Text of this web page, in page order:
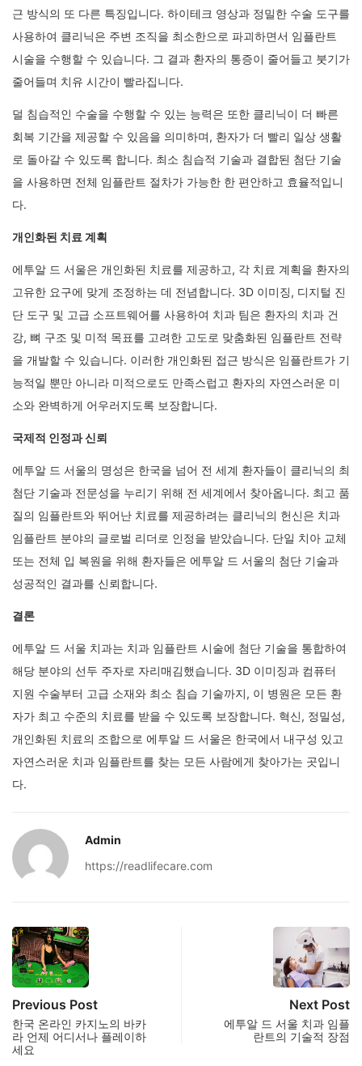
근 방식의 또 다른 특징입니다. 하이테크 영상과 정밀한 수술 도구를
사용하여 클리닉은 주변 조직을 최소한으로 파괴하면서 임플란트
시술을 수행할 수 있습니다. 그 결과 환자의 통증이 줄어들고 붓기가
줄어들며 치유 시간이 빨라집니다.
덜 침습적인 수술을 수행할 수 있는 능력은 또한 클리닉이 더 빠른
회복 기간을 제공할 수 있음을 의미하며, 환자가 더 빨리 일상 생활
로 돌아갈 수 있도록 합니다. 최소 침습적 기술과 결합된 첨단 기술
을 사용하면 전체 임플란트 절차가 가능한 한 편안하고 효율적입니
다.
개인화된 치료 계획
에투알 드 서울은 개인화된 치료를 제공하고, 각 치료 계획을 환자의
고유한 요구에 맞게 조정하는 데 전념합니다. 3D 이미징, 디지털 진
단 도구 및 고급 소프트웨어를 사용하여 치과 팀은 환자의 치과 건
강, 뼈 구조 및 미적 목표를 고려한 고도로 맞춤화된 임플란트 전략
을 개발할 수 있습니다. 이러한 개인화된 접근 방식은 임플란트가 기
능적일 뿐만 아니라 미적으로도 만족스럽고 환자의 자연스러운 미
소와 완벽하게 어우러지도록 보장합니다.
국제적 인정과 신뢰
에투알 드 서울의 명성은 한국을 넘어 전 세계 환자들이 클리닉의 최
첨단 기술과 전문성을 누리기 위해 전 세계에서 찾아옵니다. 최고 품
질의 임플란트와 뛰어난 치료를 제공하려는 클리닉의 헌신은 치과
임플란트 분야의 글로벌 리더로 인정을 받았습니다. 단일 치아 교체
또는 전체 입 복원을 위해 환자들은 에투알 드 서울의 첨단 기술과
성공적인 결과를 신뢰합니다.
결론
에투알 드 서울 치과는 치과 임플란트 시술에 첨단 기술을 통합하여
해당 분야의 선두 주자로 자리매김했습니다. 3D 이미징과 컴퓨터
지원 수술부터 고급 소재와 최소 침습 기술까지, 이 병원은 모든 환
자가 최고 수준의 치료를 받을 수 있도록 보장합니다. 혁신, 정밀성,
개인화된 치료의 조합으로 에투알 드 서울은 한국에서 내구성 있고
자연스러운 치과 임플란트를 찾는 모든 사람에게 찾아가는 곳입니
다.
Admin
https://readlifecare.com
Previous Post
한국 온라인 카지노의 바카
라 언제 어디서나 플레이하
세요
Next Post
에투알 드 서울 치과 임플
란트의 기술적 장점